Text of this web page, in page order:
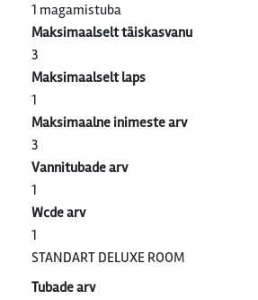
1 magamistuba
Maksimaalselt täiskasvanu
3
Maksimaalselt laps
1
Maksimaalne inimeste arv
3
Vannitubade arv
1
Wcde arv
1
STANDART DELUXE ROOM
Tubade arv